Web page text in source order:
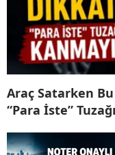
Araç Satarken
“Para İste”